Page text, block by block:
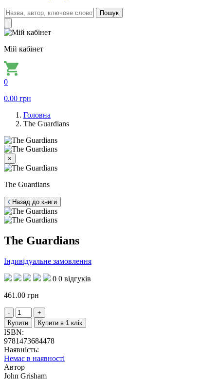
Пошук
Мій кабінет
0
0.00 грн
Головна
The Guardians
×
The Guardians
Назад до книги
The Guardians
Індивідуальне замовлення
0 0 відгуків
461.00 грн
Купити Купити в 1 клік
ISBN:
9781473684478
Наявність:
Немає в наявності
Автор
John Grisham